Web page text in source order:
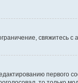
свяжитесь с
первого